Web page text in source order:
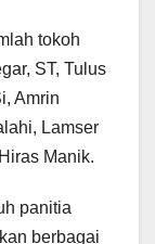
tokoh
ST, Tulus
Amrin
Lamser
Manik.
panitia
berbagai